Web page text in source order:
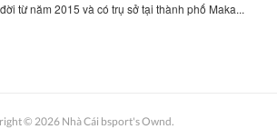
từ năm 2015 và có trụ sở tại thành phố Maka...
©2026 Nhà Cái bsport's Ownd.